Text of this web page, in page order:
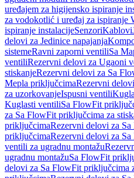
uređajem za higijensko ispiranje
za vodokotlić i uređaj za ispiranje
ispiranje instalacijeSenzoriKablovi
delovi za Jedinice napajanja
sistemeRavni zaporni ventiliSa
ventiliRezervni delovi za Ugaoni
stiskanjeRezervni delovi za Sa
Mepla priključcimaRezervni
za uzorkovanjeIspusni ventili
Kuglasti ventiliSa FlowFit
za Sa FlowFit priključcima za
priključcimaRezervni delovi za
priključcimaRezervni delovi za
ventili za ugradnu montažu
ugradnu montažuSa FlowFit
delovi za Sa FlowFit priključcima